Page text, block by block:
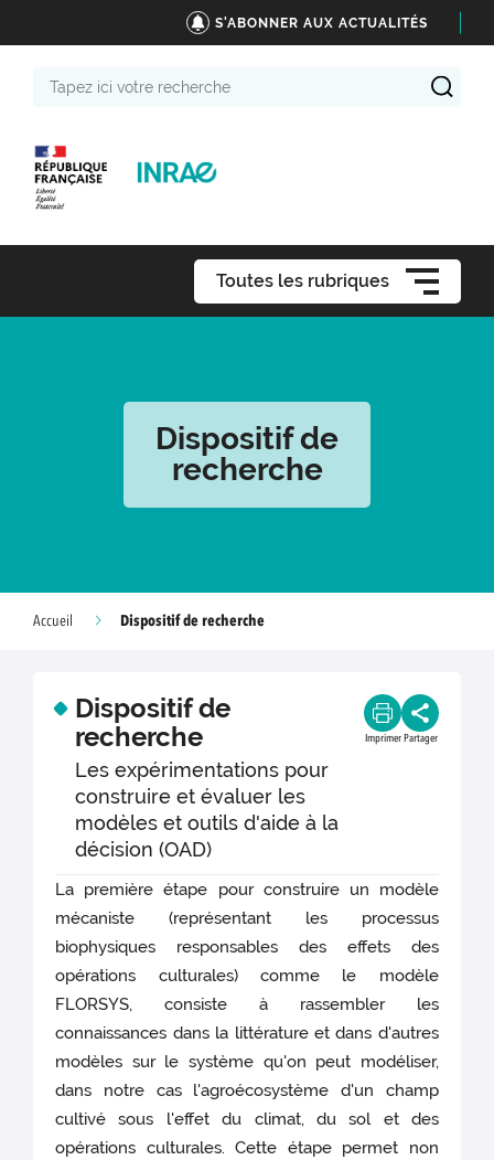
S'ABONNER AUX ACTUALITÉS
Toutes les rubriques
Dispositif de
recherche
Accueil Dispositif de recherche
Dispositif de
recherche
Les expérimentations pour
construire et évaluer les
modèles et outils d'aide à la
décision (OAD)
Imprimer Partager
La première étape pour construire un modèle
mécaniste (représentant les processus
biophysiques responsables des effets des
opérations culturales) comme le modèle
FLORSYS, consiste à rassembler les
connaissances dans la littérature et dans d'autres
modèles sur le système qu'on peut modéliser,
dans notre cas l'agroécosystème d'un champ
cultivé sous l'effet du climat, du sol et des
opérations culturales. Cette étape permet non